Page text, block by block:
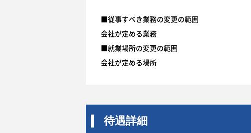
■従事すべき業務の変更の範囲
会社が定める業務
■就業場所の変更の範囲
会社が定める場所
待遇詳細